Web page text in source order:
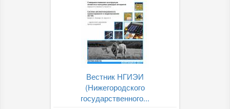
Вестник НГИЭИ
(Нижегородского
государственного...